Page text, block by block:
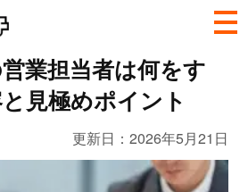
業担当者は何をす
見極めポイント
更新日：2026年5月21日